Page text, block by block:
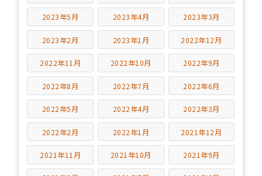
2023年5月 2023年4月 2023年3月
2023年2月 2023年1月 2022年12月
2022年11月 2022年10月 2022年9月
2022年8月 2022年7月 2022年6月
2022年5月 2022年4月 2022年3月
2022年2月 2022年1月 2021年12月
2021年11月 2021年10月 2021年9月